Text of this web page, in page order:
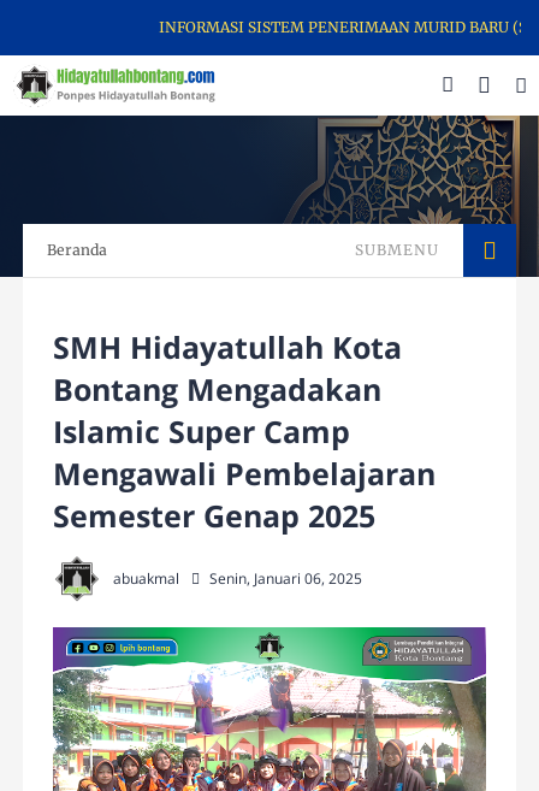
INFORMASI SISTEM PENERIMAAN MURID BARU
Beranda SUBMENU
SMH Hidayatullah Kota
Bontang Mengadakan
Islamic Super Camp
Mengawali Pembelajaran
Semester Genap 2025
abuakmal Senin, Januari 06, 2025